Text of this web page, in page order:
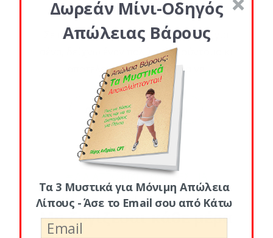
Posted By
Σε αυτό το νέο βίντεο που ετοίμασα για
σένα, δείχνω έναν πολύ απλό, σύντομο κι
αποτελεσματικό τρόπο για να
Διάβασε Περισσότερα
#7: ΔΙΑΤΡΟΦΙΚΕΣ ΠΑΓΙΔΕΣ ΓΙΑ
ΑΔΥΝΑΤΙΣΜΑ ,ΕΠΙΛΕΓΜΕΝΑ
Μη ζυγίζεσαι κάθε μέρα
Δωρεάν Μίνι-Οδηγός
Απώλειας Βάρους
Τα 3 Μυστικά για Μόνιμη Απώλεια
Λίπους - Άσε το Email σου από Κάτω